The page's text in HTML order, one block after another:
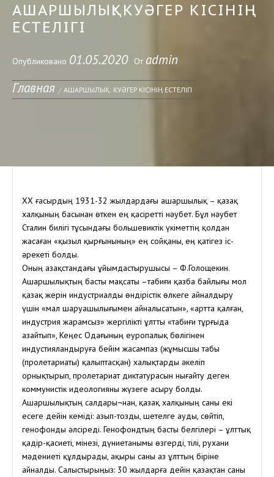
АШАРШЫЛЫҚ: КУӘГЕР КІСІНІҢ
ЕСТЕЛІГІ
Опубликовано 01.05.2020 От admin
Главная
АШАРШЫЛЫҚ: КУӘГЕР КІСІНІҢ ЕСТЕЛІГІ
ХХ ғасырдың 1931-32 жылдардағы ашаршылық – қазақ
халқының басынан өткен ең қасіретті нәубет. Бұл нәубет
Сталин билігі тұсындағы большевиктік үкіметтің қолдан
жасаған «қызыл қырғынының» ең сойқаны, ең қатігез іс-
әрекеті болды.
Оның Қазақстандағы ұйымдастырушысы – Ф.Голощекин.
Ашаршылықтың басты мақсаты –табиғи қазба байлығы мол
қазақ жерін индустриалды өндірістік өлкеге айналдыру
үшін «мал шаруашылығымен айналысатын», «артта қалған,
индустрия жарамсыз» жергілікті ұлтты «табиғи тұрғыда
азайтып», Кеңес Одағының еуропалық бөлігінен
индустияландыруға бейім жасампаз (жұмысшы табы
(пролетариаты) қалыптасқан) халықтарды әкеліп
орнықтырып, пролетариат диктатурасын нығайту деген
коммунистік идеологияны жүзеге асыру болды.
Ашаршылықтың салдары¬нан, қазақ халқының саны екі
есеге дейін кеміді: азып-тозды, шетелге ауды, сөйтіп,
генофонды әлсіреді. Генофондтың басты белгілері – ұлттық
қадір-қасиеті, мінезі, дүниетанымы өзгерді, тілі, рухани
мәдениеті құлдырады, ақыры саны аз ұлттың біріне
айналды. Салыстырыңыз: 30 жылдарға дейін қазақтан саны